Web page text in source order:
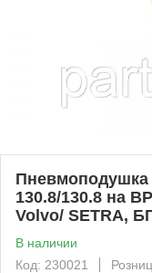
Пневмоподушка
130.8/130.8 на
Volvo/ SETRA,
В наличии
Код: 230021